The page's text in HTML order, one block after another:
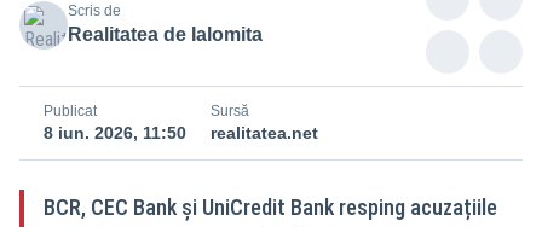
Scris de
Realitatea de Ialomita
Publicat
8 iun. 2026, 11:50
Sursă
realitatea.net
BCR, CEC Bank și UniCredit Bank resping acuzațiile